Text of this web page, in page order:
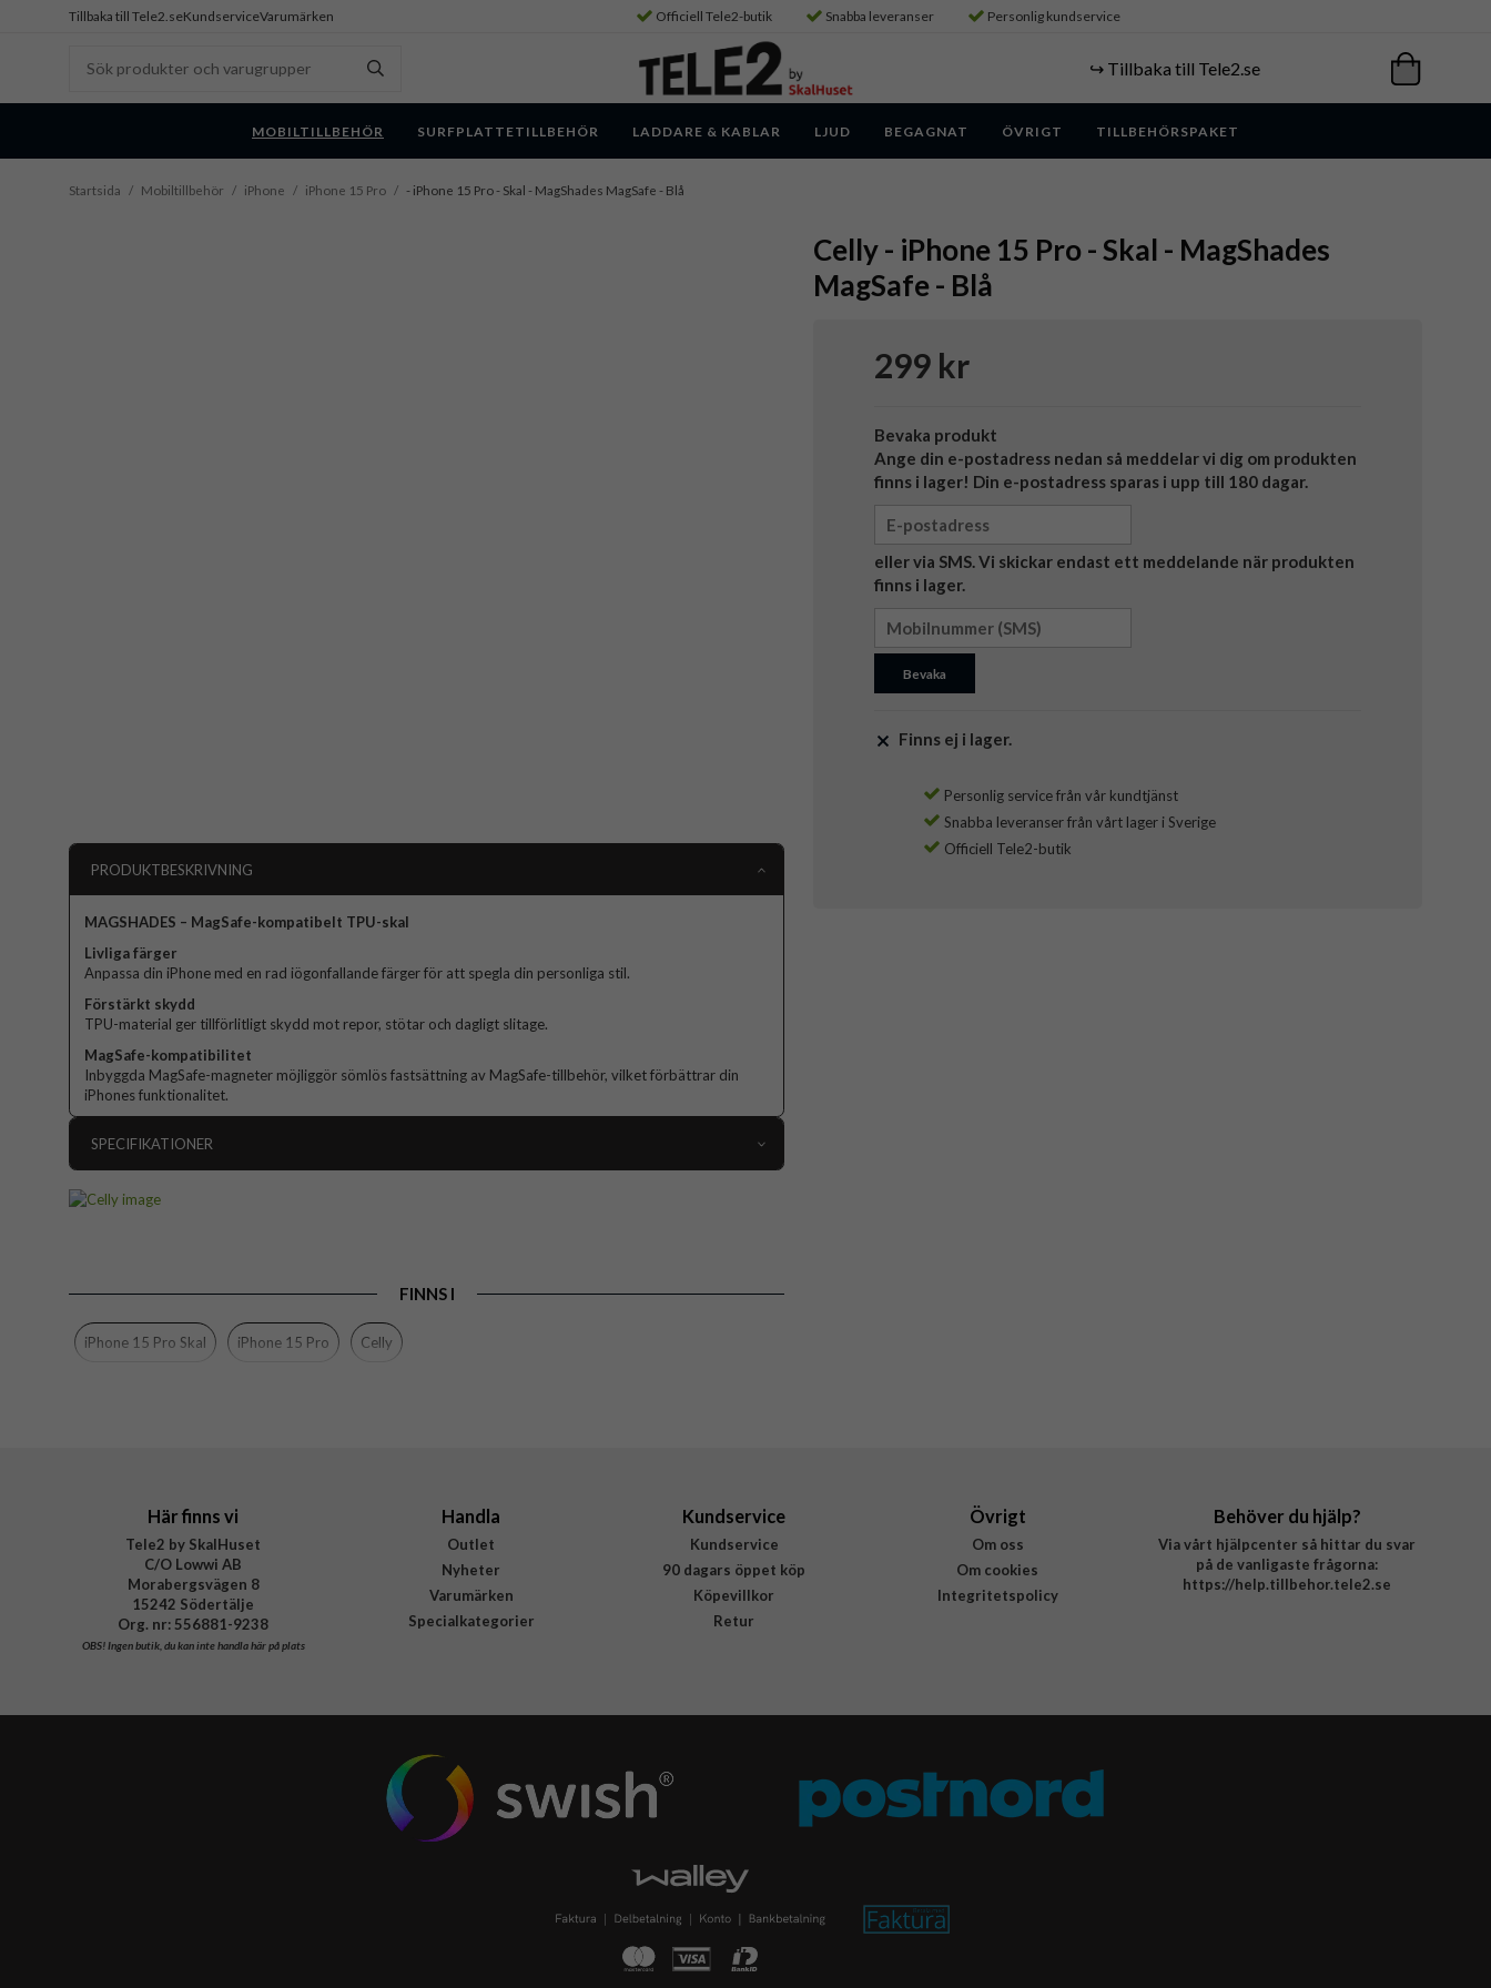
Tillbaka till Tele2.seKundserviceVarumärken Officiell Tele2-butik Snabba leveranser Personlig kundservice
↪️ Tillbaka till Tele2.se
MOBILTILLBEHÖR SURFPLATTETILLBEHÖR LADDARE & KABLAR LJUD BEGAGNAT ÖVRIGT TILLBEHÖRSPAKET
Startsida / Mobiltillbehör / iPhone / iPhone 15 Pro / - iPhone 15 Pro - Skal - MagShades MagSafe - Blå
Celly - iPhone 15 Pro - Skal - MagShades
MagSafe - Blå
299 kr
Bevaka produkt
Ange din e-postadress nedan så meddelar vi dig om produkten
finns i lager! Din e-postadress sparas i upp till 180 dagar.
eller via SMS. Vi skickar endast ett meddelande när produkten
finns i lager.
Bevaka
Finns ej i lager.
Personlig service från vår kundtjänst
Snabba leveranser från vårt lager i Sverige
Officiell Tele2-butik
PRODUKTBESKRIVNING
MAGSHADES – MagSafe-kompatibelt TPU-skal
Livliga färger
Anpassa din iPhone med en rad iögonfallande färger för att spegla din personliga stil.
Förstärkt skydd
TPU-material ger tillförlitligt skydd mot repor, stötar och dagligt slitage.
MagSafe-kompatibilitet
Inbyggda MagSafe-magneter möjliggör sömlös fastsättning av MagSafe-tillbehör, vilket förbättrar din
iPhones funktionalitet.
SPECIFIKATIONER
Egenskaper
MagSafe-kompatibel
Färg
FINNS I
iPhone 15 Pro Skal iPhone 15 Pro Celly
Här finns vi
Tele2 by SkalHuset
C/O Lowwi AB
Morabergsvägen 8
15242 Södertälje
Org. nr: 556881-9238
OBS!Ingen butik, du kan inte handla här på plats
Handla
Outlet
Nyheter
Varumärken
Specialkategorier
Kundservice
Kundservice
90 dagars öppet köp
Köpevillkor
Retur
Övrigt
Om oss
Om cookies
Integritetspolicy
Behöver du hjälp?
Via vårt hjälpcenter så hittar du svar
på de vanligaste frågorna:
https://help.tillbehor.tele2.se